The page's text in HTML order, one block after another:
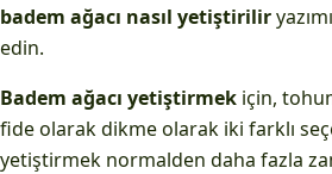
badem ağacı nasıl yetiştirilir
edin.
Badem ağacı yetiştirmek için,
fide olarak dikme olarak iki farklı
yetiştirmek normalden daha fazla